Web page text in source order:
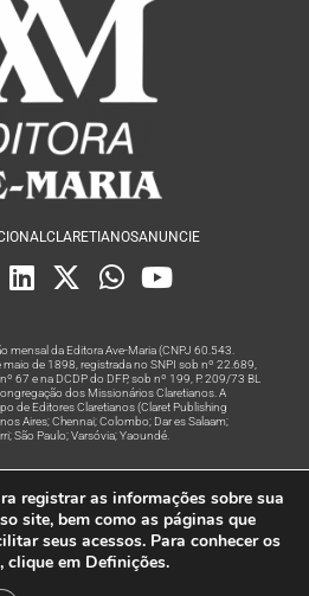
CLARETIANOSANUNCIE
mensal da Editora Ave-Maria (CNPJ 60.543.
de 1898, registrada no SNPI sob nº 22.689,
67 e na DCDP do DFP, sob nº 199, P. 209/73 BL
dos Missionários Claretianos. A
de Editores Claretianos (Claret Publishing
Aires; Chennai; Colombo; Dar es Salaam;
São Paulo; Varsóvia; Yaoundé.
Rede
registrar as informações sobre sua
site, bem como as páginas que
seus acessos. Para conhecer os
clique em Definições.